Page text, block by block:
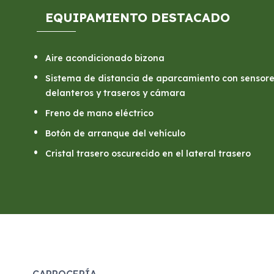
EQUIPAMIENTO DESTACADO
Aire acondicionado bizona
Sistema de distancia de aparcamiento con
delanteros y traseros y cámara
Freno de mano eléctrico
Botón de arranque del vehículo
Cristal trasero oscurecido en el lateral trasero